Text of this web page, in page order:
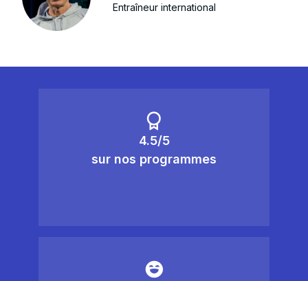
Entraîneur international
4.5/5
sur nos programmes